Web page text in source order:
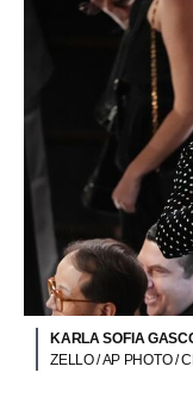
KARLA SOFIA
ZELLO / AP PHOTO /